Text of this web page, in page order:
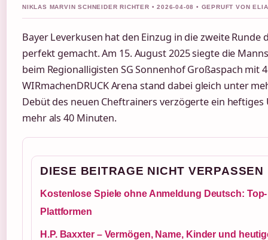
NIKLAS MARVIN SCHNEIDER RICHTER • 2026-04-08 • GEPRUFT VON
Bayer Leverkusen hat den Einzug in die zweite Runde
perfekt gemacht. Am 15. August 2025 siegte die
beim Regionalligisten SG Sonnenhof Großaspach mit
WIRmachenDRUCK Arena stand dabei gleich unter
Debüt des neuen Cheftrainers verzögerte ein
mehr als 40 Minuten.
DIESE BEITRAGE NICHT VERPASSEN
Kostenlose Spiele ohne Anmeldung Deutsch: Top-
Plattformen
H.P. Baxxter – Vermögen, Name, Kinder und